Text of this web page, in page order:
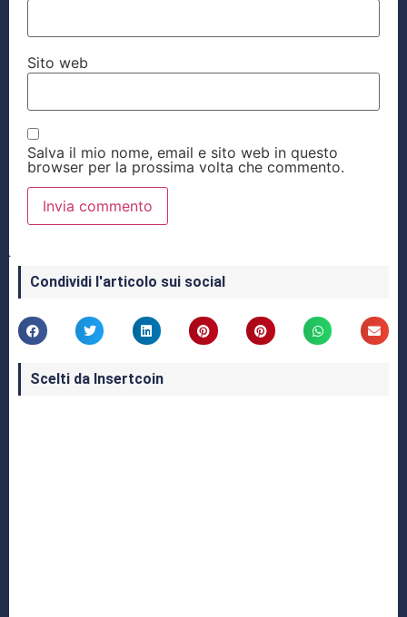
Sito web
Salva il mio nome, email e sito web in questo
browser per la prossima volta che commento.
Condividi l'articolo sui social
Scelti da Insertcoin